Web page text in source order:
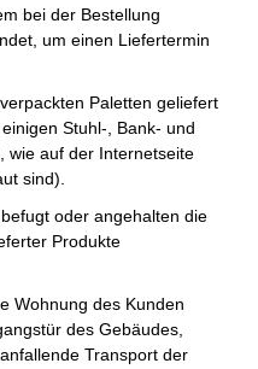
bei der Bestellung
um einen Liefertermin
Paletten geliefert
Stuhl-, Bank- und
wie auf der Internetseite
sind).
oder angehalten die
Produkte
Wohnung des Kunden
des Gebäudes,
Transport der